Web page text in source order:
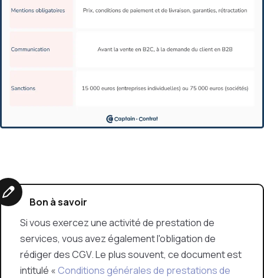
Bon à savoir
Si vous exercez une activité de prestation de
services, vous avez également l'obligation de
rédiger des CGV. Le plus souvent, ce document est
intitulé « Conditions générales de prestations de